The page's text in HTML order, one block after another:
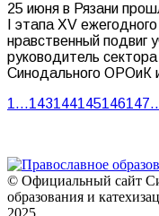
25 июня в Рязани
I этапа XV
нравственный подвиг
руководитель
Синодального ОРОиК
1…143144145146147
© Официальный сайт
образования и